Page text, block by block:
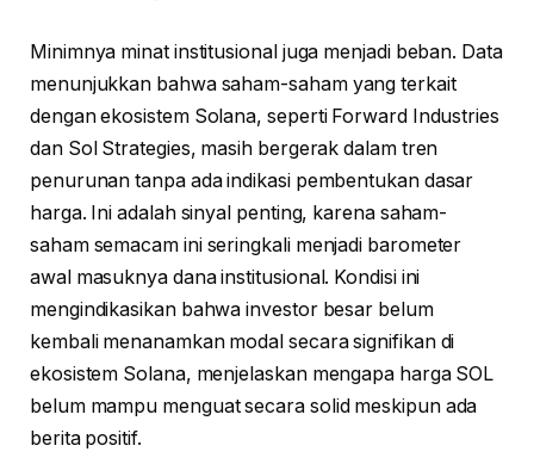
Minimnya minat institusional juga menjadi beban. Data
menunjukkan bahwa saham-saham yang terkait
dengan ekosistem Solana, seperti Forward Industries
dan Sol Strategies, masih bergerak dalam tren
penurunan tanpa ada indikasi pembentukan dasar
harga. Ini adalah sinyal penting, karena saham-
saham semacam ini seringkali menjadi barometer
awal masuknya dana institusional. Kondisi ini
mengindikasikan bahwa investor besar belum
kembali menanamkan modal secara signifikan di
ekosistem Solana, menjelaskan mengapa harga SOL
belum mampu menguat secara solid meskipun ada
berita positif.